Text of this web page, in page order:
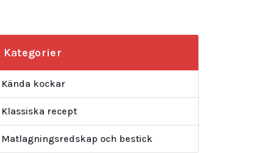
Kategorier
Kända kockar
Klassiska recept
Matlagningsredskap och bestick